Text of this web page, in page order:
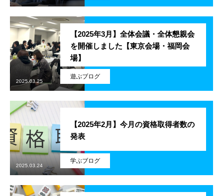
その他の職種
環境を知る Environment
残業規制
人事制度
社内システム
社内勉強会
社内イベント
遊ぶブログ
【2025年3月】全体会議・全体懇親会
を開催しました【東京会場・福岡会
場】
2025.03.25
学ぶブログ
【2025年2月】今月の資格取得者数の
発表
2025.03.24